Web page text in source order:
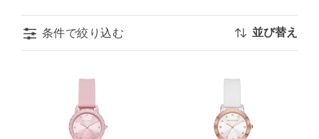
条件で絞り込む 並び替え